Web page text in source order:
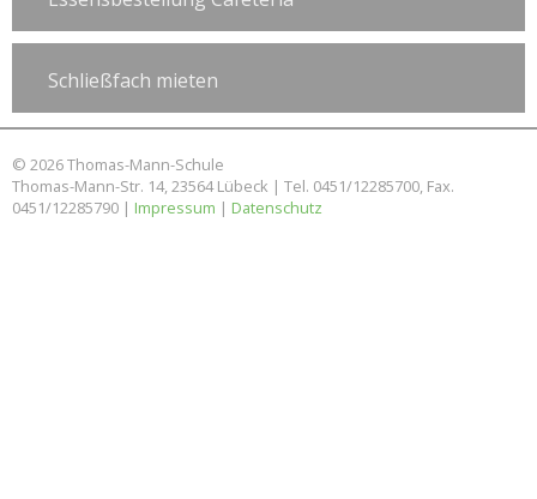
Schließfach mieten
© 2026 Thomas-Mann-Schule
Thomas-Mann-Str. 14, 23564 Lübeck | Tel. 0451/12285700, Fax.
0451/12285790 | Impressum | Datenschutz